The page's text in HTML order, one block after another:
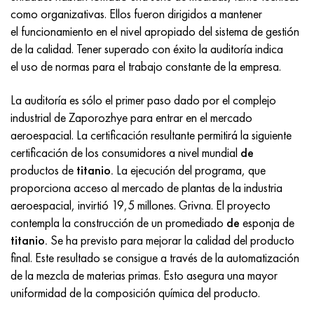
como organizativas. Ellos fueron dirigidos a mantener
el funcionamiento en el nivel apropiado del sistema de gestión
de la calidad. Tener superado con éxito la auditoría indica
el uso de normas para el trabajo constante de la empresa.
La auditoría es sólo el primer paso dado por el complejo
industrial de Zaporozhye para entrar en el mercado
aeroespacial. La certificación resultante permitirá la siguiente
certificación de los consumidores a nivel mundial de
productos de titanio. La ejecución del programa, que
proporciona acceso al mercado de plantas de la industria
aeroespacial, invirtió 19,5 millones. Grivna. El proyecto
contempla la construcción de un promediado de esponja de
titanio. Se ha previsto para mejorar la calidad del producto
final. Este resultado se consigue a través de la automatización
de la mezcla de materias primas. Esto asegura una mayor
uniformidad de la composición química del producto.
Incotherm
incotest
Jette M152
Cobalto 6B
maraging 250
René 41
Maraging 300
Maraging 350
MP35N
47ND
47НХР
49KF
49K2F, 49K2FA-VI
Aleación 50N
Aleación 50NP
50NHS
Aleación 52N
52K12F
HN62VMYUT
HN62MVKYU
HN63MB
XN65VM
KhN65VMTYu
KhN67MVTYu
KhN68VKTYU
KhN68VMTYUK-vd
KhN70VMTYu
VT-35
PT-1M
PT-3V
PT-7M
2B
SPT-2 sv
A LAS 3
3M
TL3
1.4466 - AISI 310MoLn
Aleación Al6xn
15-7Ph® - 1.4532
PH 13-8 meses - 1.4534
1.4542 - 17-4Ph®
Custom 455® - 1.4543 - uns s45500
1.4545 - 15-5Ph®
1.4548 - 17-4Ph®
1.4550 - AISI 347
10X17H13M3T
10X18N18Yu4D
11X11N2V2MF
12Х18Н9Т
13X11N2V2MF
15x11mf
15х12vnmf
15Х12Н2MVFAB
15X16K5N2MVFAB
2,0872, CuNi10Fe1Mn, Cw352h
Bronce aluminio silicio
CW301G, C64200
bronce de silicio
C65500, CuAl11Fe3
C65620, CuSi3Fe2Zn3
C65100, CuSi1.5
Bronce estaño-plomo
c92200, CuSn6Zn4Pb2
latón rojo
C84400, CuSn2ZnPb
C83600, CuSn5ZnPb
45G2, 45g2, AISI 1144
Aleación de acero estructural
10g2, 10g2, AISI 1513
12X2H4A, 15NiCr13, 1.5752
AC14, 11SMnPb30
20G, 20mn5
20XH3A, AISI 4320, 20hn3a
20HM, 24CrMo5, 20hm
25KhGM, 20CrMo5, 1.7264
Р6М5, 1.3343, hs6-5-2, sw7m
Р6М5К5, 1.3243, hs6-5-2-5
R6M5F3, 1.3344, hs6-5-3
9М4К8,1.3207
R12F3, 1.3318, sw12
P18, 1,3355, hs18-0-1, sw18
Acero carbono
10,1.1645, C105W1
11G12, 110G13L, X120Mn12